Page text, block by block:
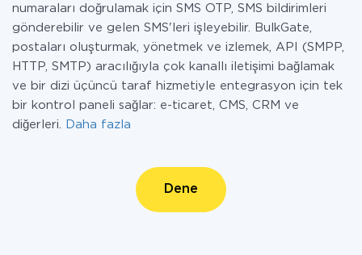
numaraları doğrulamak için SMS OTP, SMS bildirimleri
gönderebilir ve gelen SMS'leri işleyebilir. BulkGate,
postaları oluşturmak, yönetmek ve izlemek, API (SMPP,
HTTP, SMTP) aracılığıyla çok kanallı iletişimi bağlamak
ve bir dizi üçüncü taraf hizmetiyle entegrasyon için tek
bir kontrol paneli sağlar: e-ticaret, CMS, CRM ve
diğerleri.
Daha fazla
Dene